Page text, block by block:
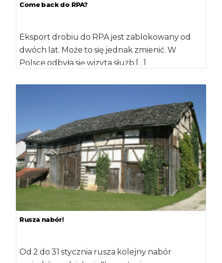
Come back do RPA?
Eksport drobiu do RPA jest zablokowany od
dwóch lat. Może to się jednak zmienić. W
Polsce odbyła się wizyta służb […]
Rusza nabór!
Od 2 do 31 stycznia rusza kolejny nabór